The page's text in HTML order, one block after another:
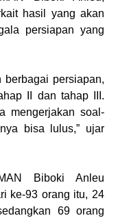
hasil yang akan
persiapan yang
berbagai persiapan,
II dan tahap III.
mengerjakan soal-
bisa lulus,” ujar
Biboki Anleu
ke-93 orang itu, 24
69 orang